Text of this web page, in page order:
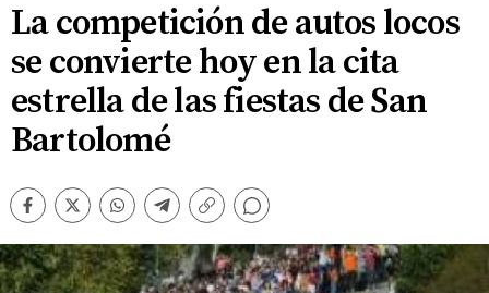
La competición de autos locos
se convierte hoy en la cita
estrella de las fiestas de San
Bartolomé
Facebook
TwitterWhatsappTelegram
Copiar
Comentarios